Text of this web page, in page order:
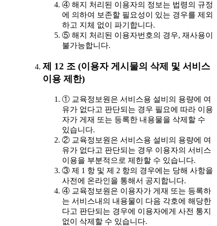
④ 해지 처리된 이용자의 정보는 법령의 규정
에 의하여 보존할 필요성이 있는 경우를 제외
하고 지체 없이 파기합니다.
⑤ 해지 처리된 이용자번호의 경우, 재사용이
불가능합니다.
제 12 조 (이용자 게시물의 삭제 및 서비스
이용 제한)
① 교육정보원은 서비스용 설비의 용량에 여
유가 없다고 판단되는 경우 필요에 따라 이용
자가 게재 또는 등록한 내용물을 삭제할 수
있습니다.
② 교육정보원은 서비스용 설비의 용량에 여
유가 없다고 판단되는 경우 이용자의 서비스
이용을 부분적으로 제한할 수 있습니다.
③ 제 1 항 및 제 2 항의 경우에는 당해 사항을
사전에 온라인을 통해서 공지합니다.
④ 교육정보원은 이용자가 게재 또는 등록하
는 서비스내의 내용물이 다음 각호에 해당한
다고 판단되는 경우에 이용자에게 사전 통지
없이 삭제할 수 있습니다.